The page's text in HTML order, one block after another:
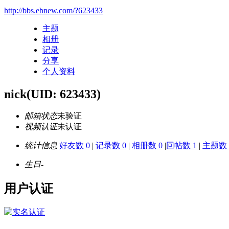
http://bbs.ebnew.com/?623433
主题
相册
记录
分享
个人资料
nick(UID: 623433)
邮箱状态未验证
视频认证未认证
统计信息 好友数 0 | 记录数 0 | 相册数 0 |回帖数 1 | 主题数
生日-
用户认证